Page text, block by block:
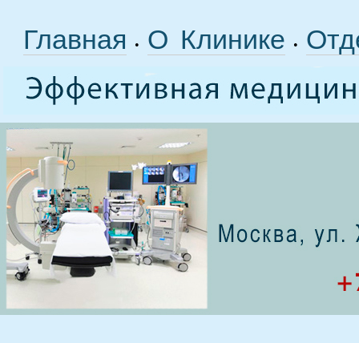
Главная • О Клинике •